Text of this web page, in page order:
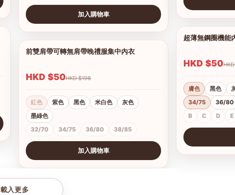
加入購物車
前雙肩帶可轉無肩帶晚禮服集中內衣
HKD $50 HKD $198
紅色 紫色 黑色 米白色
灰色
墨綠色
32/70
34/75 36/80 38/85
加入購物車
超薄無鋼圈機
HKD $50
膚色 黑色
34/75
36/80
B
C D E
載入更多